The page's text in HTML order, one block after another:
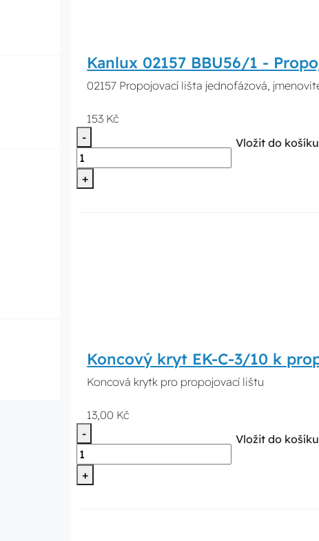
Kanlux 02157 BBU56/1 -
02157 Propojovací lišta jednofázová,
153 Kč
-
+
Vložit do košíku
Koncový kryt EK-C-3/10 k
Koncová krytk pro propojovací lištu
13,00 Kč
-
+
Vložit do košíku